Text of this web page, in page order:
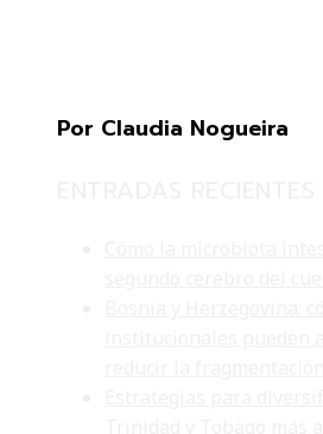
Por Claudia Nogueira